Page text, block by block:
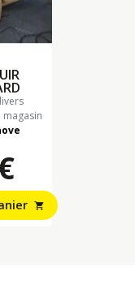
shopping_cart